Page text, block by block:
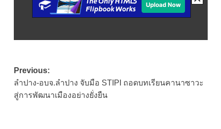
Post
navigation
Previous:
ลำปาง-อบจ.ลำปาง จับมือ STIPI ถอดบทเรียนคานาซาวะ
สู่การพัฒนาเมืองอย่างยั่งยืน